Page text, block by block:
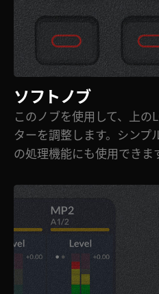
ソフトノブ
このノブを使用して、上の
ターを調整します。シン
の処理機能にも使用できま